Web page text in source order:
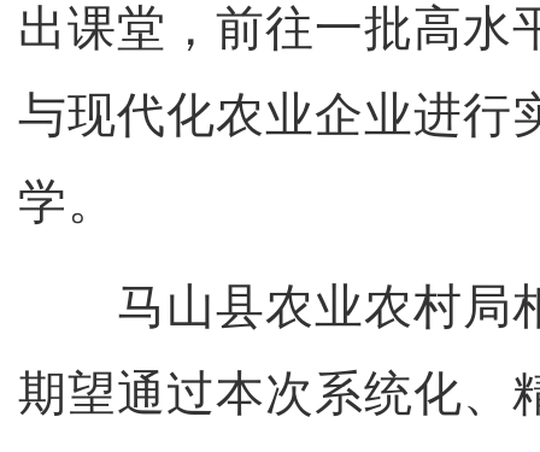
出课堂，前往一批高水
与现代化农业企业进行
学。
马山县农业农村局
期望通过本次系统化、